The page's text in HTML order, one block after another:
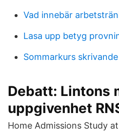
Vad innebär
Lasa upp betyg
Sommarkurs skrivande
Debatt: Lintons
uppgivenhet
Home Admissions Study